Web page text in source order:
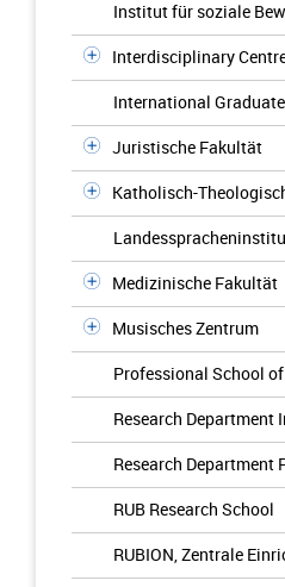
Institut für soziale
Interdisciplinary
International
Juristische Fakultät
Katholisch-
Medizinische Fakultät
Musisches Zentrum
Professional School
Research Department
Research
RUB Research School
RUBION, Zentrale